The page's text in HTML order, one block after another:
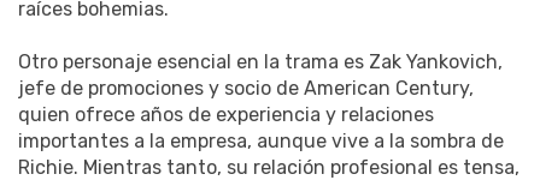
raíces bohemias.
Otro personaje esencial en la trama es Zak Yankovich,
jefe de promociones y socio de American Century,
quien ofrece años de experiencia y relaciones
importantes a la empresa, aunque vive a la sombra de
Richie. Mientras tanto, su relación profesional es tensa,